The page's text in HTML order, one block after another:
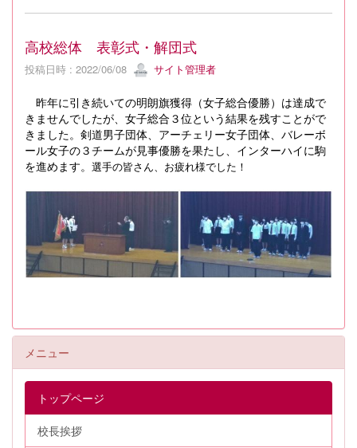
高校総体 表彰式・解団式
投稿日時 : 2022/06/08 サイト管理者
昨年に引き続いての明朗旗獲得（女子総合優勝）は達成で
きませんでしたが、女子総合３位という結果を残すことがで
きました。剣道男子団体、アーチェリー女子団体、バレーボ
ール女子の３チームが見事優勝を果たし、インターハイに駒
を進めます。 選手の皆さん、お疲れ様でした！
メニュー
トップページ
校長挨拶